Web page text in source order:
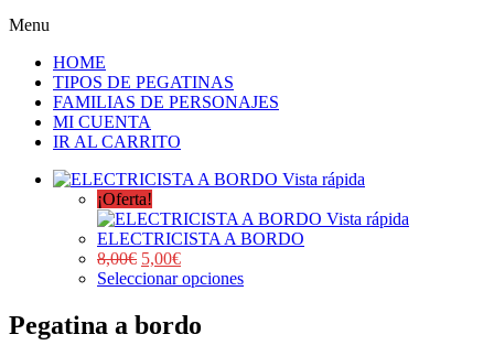
Menu
HOME
TIPOS DE PEGATINAS
FAMILIAS DE PERSONAJES
MI CUENTA
IR AL CARRITO
Vista rápida
¡Oferta!
Vista rápida
ELECTRICISTA A BORDO
8,00€ 5,00€
Seleccionar opciones
Pegatina a bordo